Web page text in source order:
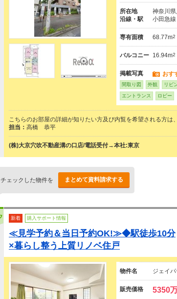
所在地
神奈川
沿線・駅
小田急
専有面積 68.77m2
バルコニー 16.94m2
掲載写真 おす
間取り図 外観 リビ
エントランス ロビー
こちらのお部屋の詳細が知りたい方及び内覧を希望される方は
担当： 高橋 恭平
(株)大京穴吹不動産溝の口店/電話受付→本社:東京
チェックした物件を まとめて資料請求する
新着 購入サポート情報
≪見学予約＆当日予約OK!≫◆駅徒歩10分
×暮らし整う上質リノベ住戸
物件名 ジェイ
販売価格 5350